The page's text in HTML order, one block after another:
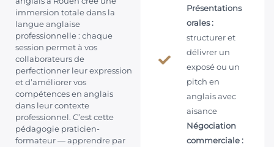
immersion totale dans la
langue anglaise
professionnelle : chaque
session permet à vos
collaborateurs de
perfectionner leur expression
et d’améliorer vos
compétences en anglais
dans leur contexte
professionnel. C’est cette
pédagogie praticien-
formateur — apprendre par
Présentations
orales :
structurer et
délivrer un
exposé ou un
pitch en
anglais avec
aisance
Négociation
commerciale :